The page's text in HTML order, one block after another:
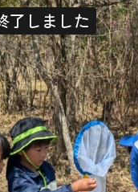
了しました